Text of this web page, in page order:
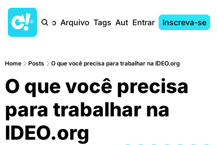
Início Arquivo Tags AutoresEntrar Inscreva-se
Home Posts O que você precisa para trabalhar na IDEO.org
O que você precisa
para trabalhar na
IDEO.org